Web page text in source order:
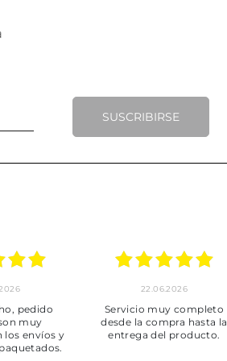
SUSCRIBIRSE
pedido
muy
los envíos y
22.06.2026
Servicio muy completo
desde la compra hasta la
entrega del producto.